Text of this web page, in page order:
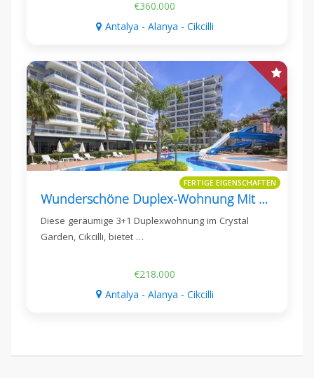
€360.000
Antalya - Alanya - Cikcilli
FERTIGE EIGENSCHAFTEN
Wunderschöne Duplex-Wohnung Mit Meer- Und Schlossblick In Cikcilli
Diese geräumige 3+1 Duplexwohnung im Crystal
Garden, Cikcilli, bietet …
€218.000
Antalya - Alanya - Cikcilli